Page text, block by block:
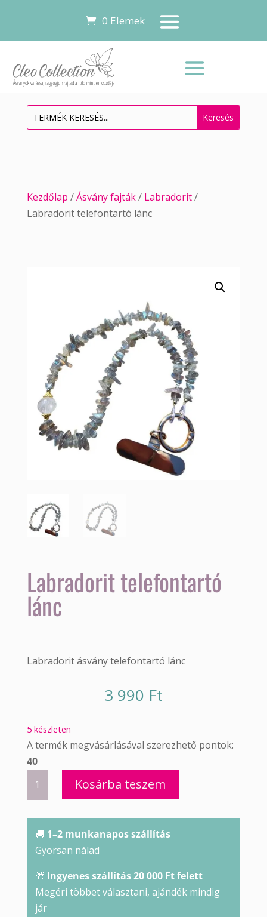
0 Elemek
Kezdőlap /Ásvány fajták/ Labradorit/
Labradorit telefontartó lánc
Labradorit telefontartó
lánc
Labradorit ásvány telefontartó lánc
3 990 Ft
5 készleten
A termék megvásárlásával szerezhető pontok:
40
telefontartó
Kosárba teszem
🚚 1–2 munkanapos szállítás
Gyorsan nálad
🎁 Ingyenes szállítás 20 000 Ft felett
Megéri többet választani, ajándék mindig
jár